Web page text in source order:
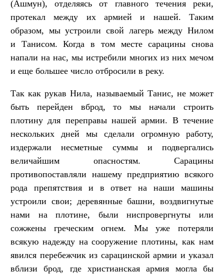
(Ашмун), отделяясь от главного течения реки,
протекал между их армией и нашей. Таким
образом, мы устроили свой лагерь между Нилом
и Танисом. Когда в том месте сарацины снова
напали на нас, мы истребили многих из них мечом
и еще большее число отбросили в реку.
Так как рукав Нила, называемый Танис, не может
быть перейден вброд, то мы начали строить
плотину для переправы нашей армии. В течение
нескольких дней мы сделали огромную работу,
издержали несметные суммы и подвергались
величайшим опасностям. Сарацины
противопоставляли нашему предприятию всякого
рода препятствия и в ответ на наши машины
устроили свои; деревянные башни, воздвигнутые
нами на плотине, были ниспровергнуты или
сожжены греческим огнем. Мы уже потеряли
всякую надежду на сооружение плотины, как нам
явился перебежчик из сарацинской армии и указал
вблизи брод, где христианская армия могла бы